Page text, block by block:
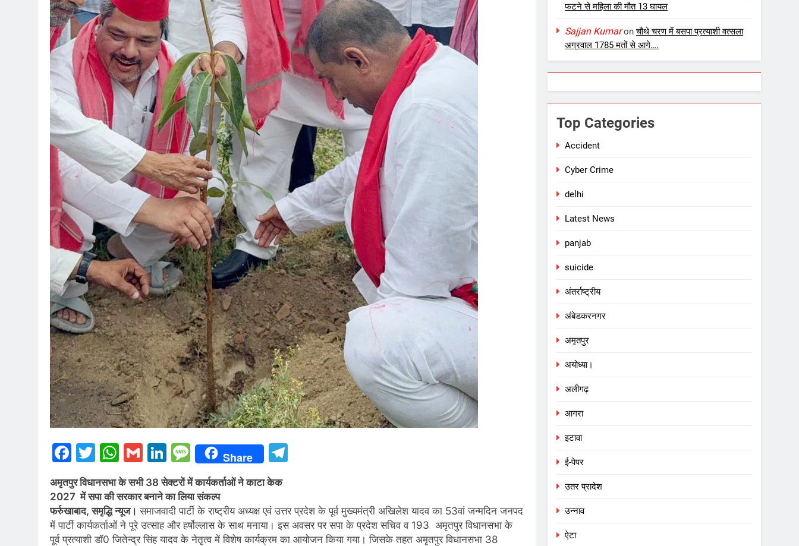
Facebook
Twitter
WhatsApp
GmailLinkedIn
Message
Share
अमृतपुर विधानसभा के सभी 38 सेक्टरों में कार्यकर्ताओं ने काटा केक
2027 में सपा की सरकार बनाने का लिया संकल्प
फर्रुखाबाद, समृद्धि न्यूज। समाजवादी पार्टी के राष्ट्रीय अध्यक्ष एवं उत्तर प्रदेश के पूर्व मुख्यमंत्री अखिलेश यादव का 53वां जन्मदिन जनपद
में पार्टी कार्यकर्ताओं ने पूरे उत्साह और हर्षोल्लास के साथ मनाया। इस अवसर पर सपा के प्रदेश सचिव व 193 अमृतपुर विधानसभा के
पूर्व प्रत्याशी डॉ0 जितेन्द्र सिंह यादव के नेतृत्व में विशेष कार्यक्रम का आयोजन किया गया। जिसके तहत अमृतपुर विधानसभा 38
फटने से महिला की मौत 13 घायल
Sajjan Kumaronचौथे चरण में बसपा प्रत्याशी वत्सला
अग्रवाल 1785 मतों से आगे….
Top Categories
Accident
Cyber Crime
delhi
Latest News
panjab
suicide
अंतर्राष्ट्रीय
अंबेडकरनगर
अमृतपुर
अयोध्या।
अलीगढ़
आगरा
इटावा
ई-पेपर
उतर प्रादेश
उन्नाव
ऐटा